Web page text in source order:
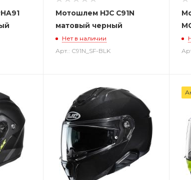
Мотошлем HJC C91N
матовый черный
Нет в наличии
Арт.: C91N_SF-BLK